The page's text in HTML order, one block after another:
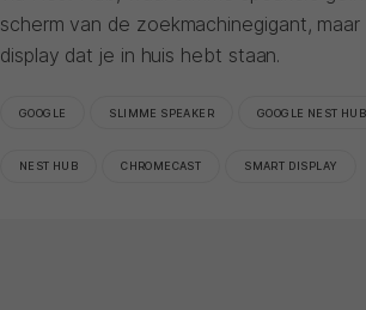
scherm van de zoekmachinegigant,
display dat je in huis hebt staan.
GOOGLE SLIMME SPEAKER GOOGLE NEST HUB
NEST HUB CHROMECAST SMART DISPLAY